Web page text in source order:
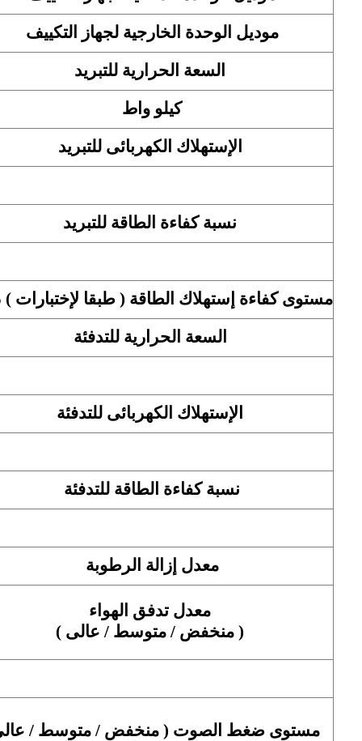
موديل الوحدة الخارجية لجهاز التكييف
السعة الحرارية للتبريد
كيلو واط
الإستهلاك الكهربائى للتبريد
نسبة كفاءة الطاقة للتبريد
مستوى كفاءة إستهلاك الطاقة ( طبقا لإختبارات ) EOS
السعة الحرارية للتدفئة
الإستهلاك الكهربائى للتدفئة
نسبة كفاءة الطاقة للتدفئة
معدل إزالة الرطوبة
معدل تدفق الهواء
( منخفض / متوسط / عالى )
مستوى ضغط الصوت ( منخفض / متوسط /